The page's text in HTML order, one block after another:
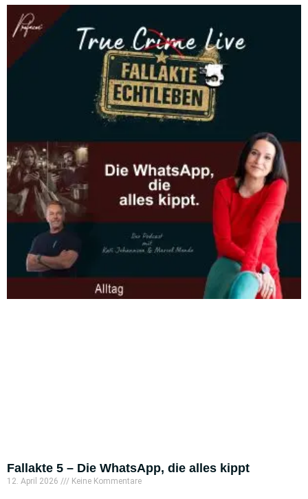
Fallakte 5 – Die WhatsApp, die alles kippt
12. April 2026 Keine Kommentare